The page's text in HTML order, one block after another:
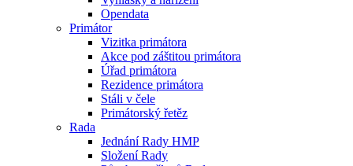
Opendata
Primátor
Vizitka primátora
Akce pod záštitou primátora
Úřad primátora
Rezidence primátora
Stáli v čele
Primátorský řetěz
Rada
Jednání Rady HMP
Složení Rady